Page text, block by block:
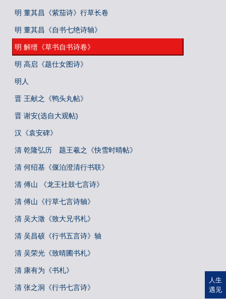
明 董其昌《紫茄诗》行草长卷
明 董其昌《自书七绝诗轴》
明 解缙《草书自书诗卷》
明 高启《题仕女图诗》
明人
晋 王献之《鸭头丸帖》
晋 谢安(选自大观帖)
汉《袁安碑》
清 乾隆弘历 题王羲之《快雪时晴帖》
清 何绍基《偃泊澄清行书联》
清 傅山 《龙王社鼓七言诗》
清 傅山《行草七言诗轴》
清 吴大澂《致大兄书札》
清 吴昌硕《行书五言诗》轴
清 吴荣光《致晴圃书札》
清 康有为《书札》
清 张之洞《行书七言诗》
人生
遇见